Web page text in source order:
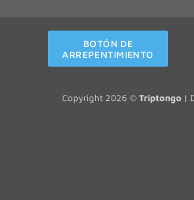
BOTÓN DE
ARREPENTIMIENTO
Copyright 2026 © Triptongo|